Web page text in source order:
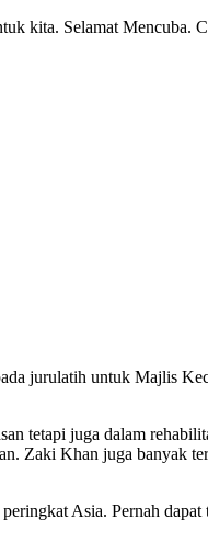
kita. Selamat Mencuba.
jurulatih untuk Majlis
tetapi juga dalam
Zaki Khan juga banyak
Asia. Pernah